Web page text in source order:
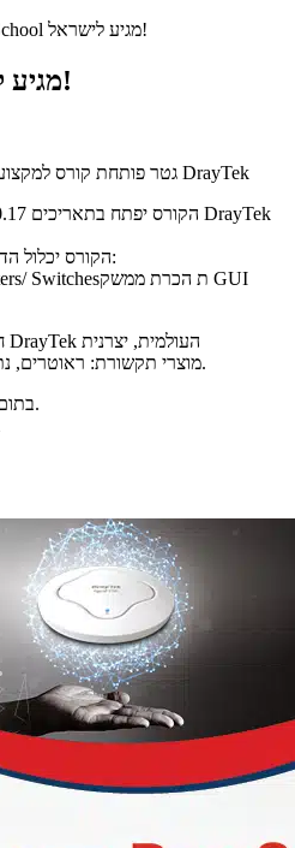
DraySchool מגיע לישראל!
DraySchool מגיע לישראל!
גטר פותחת קורס למקצוענים לקבלת הסמכת רשת למוצרי DrayTek
הקורס יכלול הדרכה עיונית ומעשית על הנושאים:
חברת גטר הינה הנציגה של חברת DrayTek העולמית, יצרנית
מוצרי תקשורת: ראוטרים, נתבי אבטחה, מודמים, נתבים ועוד.
בתום הקורס למתאימים תנתן הסמכה.